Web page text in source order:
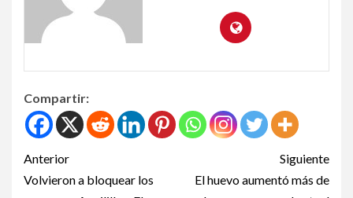
Compartir:
Anterior
Volvieron a bloquear los
Siguiente
El huevo aumentó más de